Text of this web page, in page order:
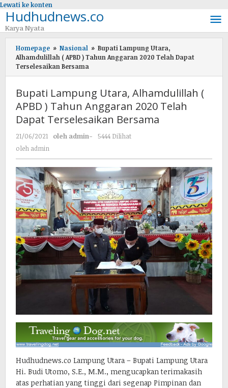
Lewati ke konten
Hudhudnews.co
Karya Nyata
Homepage » Nasional » Bupati Lampung Utara,
Alhamdulillah ( APBD ) Tahun Anggaran 2020 Telah Dapat
Terselesaikan Bersama
Bupati Lampung Utara, Alhamdulillah (
APBD ) Tahun Anggaran 2020 Telah
Dapat Terselesaikan Bersama
21/06/2021 oleh admin-
5444 Dilihat
oleh admin
Hudhudnews.co Lampung Utara – Bupati Lampung Utara
Hi. Budi Utomo, S.E., M.M., mengucapkan terimakasih
atas perhatian yang tinggi dari segenap Pimpinan dan